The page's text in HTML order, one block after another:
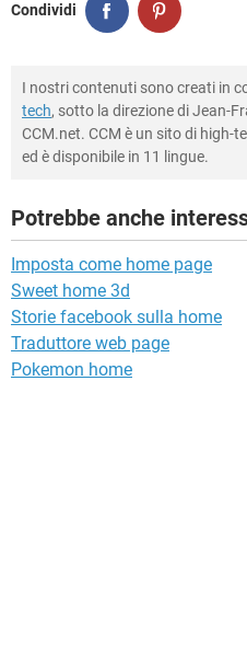
Condividi
I nostri contenuti sono creati in
tech, sotto la direzione di Jean-
CCM.net. CCM è un sito di high-
ed è disponibile in 11 lingue.
Potrebbe anche
Imposta come home page
Sweet home 3d
Storie facebook sulla home
Traduttore web page
Pokemon home